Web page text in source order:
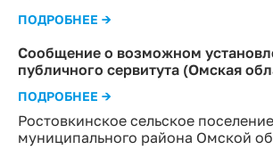
Ростовкинское сельское
муниципального района Омской
ПОДРОБНЕЕ →
Сообщение о возможном
публичного сервитута (Омская
ПОДРОБНЕЕ →